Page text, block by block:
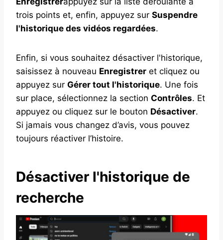
trois points et, enfin, appuyez sur Suspendre
l'historique des vidéos regardées.
Enfin, si vous souhaitez désactiver l'historique,
saisissez à nouveau Enregistrer et cliquez ou
appuyez sur Gérer tout l'historique. Une fois
sur place, sélectionnez la section Contrôles. Et
appuyez ou cliquez sur le bouton Désactiver.
Si jamais vous changez d’avis, vous pouvez
toujours réactiver l’histoire.
Désactiver l'historique de
recherche